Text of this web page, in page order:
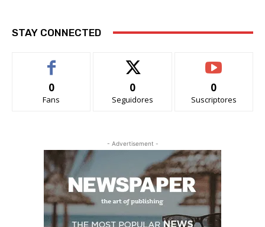
STAY CONNECTED
0
Fans
0
Seguidores
0
Suscriptores
- Advertisement -